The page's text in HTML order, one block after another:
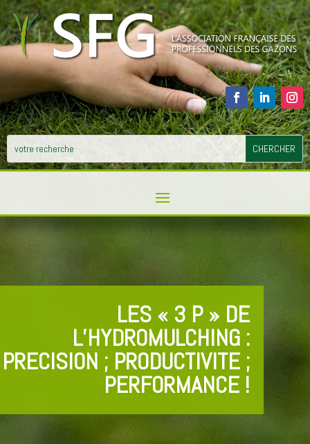
LES « 3 P » DE
L’HYDROMULCHING :
PRECISION ; PRODUCTIVITE ;
PERFORMANCE !